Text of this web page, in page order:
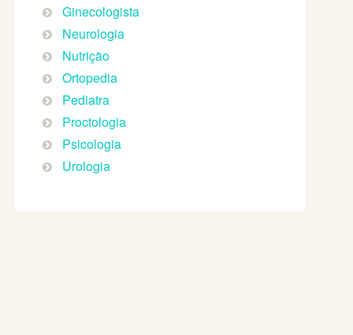
Ginecologista
Neurologia
Nutrição
Ortopedia
Pediatra
Proctologia
Psicologia
Urologia